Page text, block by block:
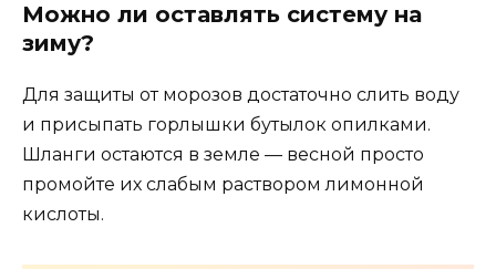
Можно ли оставлять систему на
зиму?
Для защиты от морозов достаточно слить воду
и присыпать горлышки бутылок опилками.
Шланги остаются в земле — весной просто
промойте их слабым раствором лимонной
кислоты.